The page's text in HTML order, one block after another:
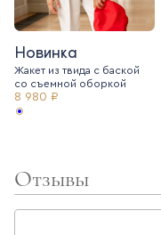
Новинка
Жакет из твида с баской
со съемной оборкой
8 980 ₽
Отзывы